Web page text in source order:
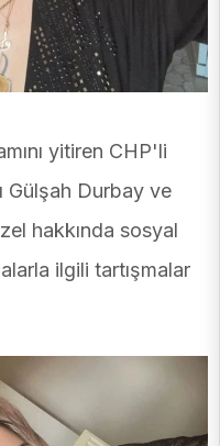
yitiren CHP'li
Gülşah Durbay ve
hakkında sosyal
ilgili tartışmalar